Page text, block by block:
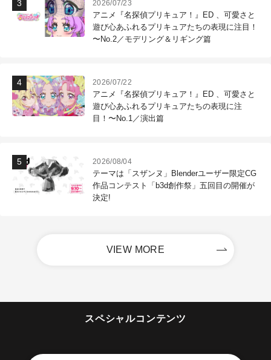
2026/07/23
アニメ『名探偵プリキュア！』ED 、可愛さと
遊び心あふれるプリキュアたちの表現に注目！
〜No.2／モデリング＆リギング篇
2026/07/22
アニメ『名探偵プリキュア！』ED 、可愛さと
遊び心あふれるプリキュアたちの表現に注
目！〜No.1／演出篇
2026/08/04
テーマは「スザンヌ」Blenderユーザー限定CG
作品コンテスト「b3d創作祭」五回目の開催が
決定!
VIEW MORE
スペシャルコンテンツ